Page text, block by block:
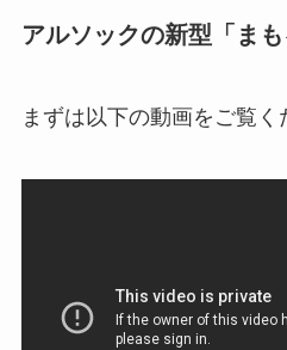
アルソックの新型「ま
まずは以下の動画をご覧く